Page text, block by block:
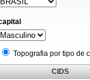
Topografia por tipo de
CIDS